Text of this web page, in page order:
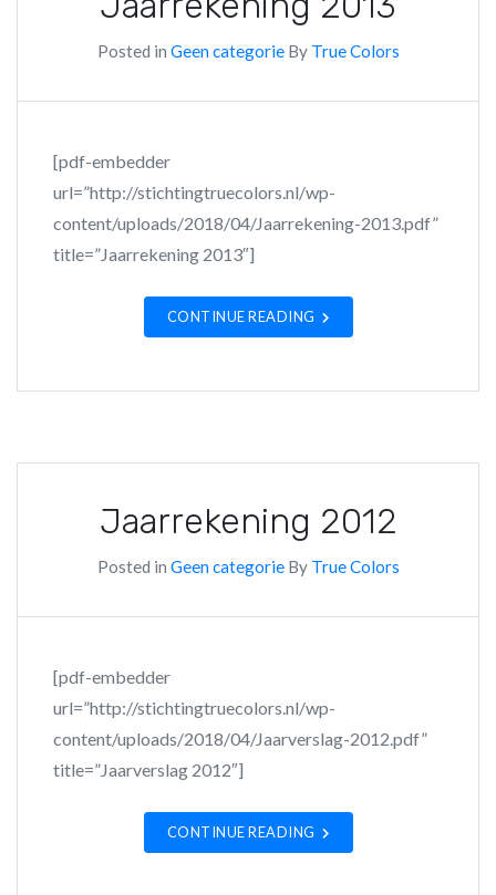
Posted in Geen categorieBy True Colors
[pdf-embedder
url=”http://stichtingtruecolors.nl/wp-
content/uploads/2018/04/Jaarrekening-2013.pdf”
title=”Jaarrekening 2013″]
CONTINUE READING
Jaarrekening 2012
Posted in Geen categorieBy True Colors
[pdf-embedder
url=”http://stichtingtruecolors.nl/wp-
content/uploads/2018/04/Jaarverslag-2012.pdf”
title=”Jaarverslag 2012″]
CONTINUE READING